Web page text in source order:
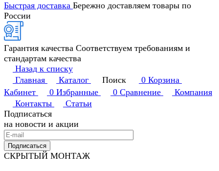
Быстрая доставка Бережно доставляем товары по
России
Гарантия качества Соответствуем требованиям и
стандартам качества
Назад к списку
Главная
Каталог Поиск 0 Корзина
Кабинет
0 Избранные 0 Сравнение
Компания
Контакты
Статьи
Подписаться
на новости и акции
Подписаться
СКРЫТЫЙ МОНТАЖ